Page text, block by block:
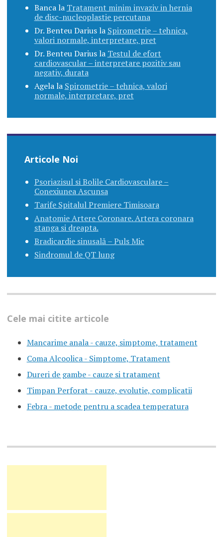
Bancala Tratament minim invaziv in hernia
de disc-nucleoplastie percutana
Dr. Benteu Dariusla Spirometrie – tehnica,
valori normale, interpretare, pret
Dr. Benteu Dariusla Testul de efort
cardiovascular – interpretare pozitiv sau
negativ, durata
Agelala Spirometrie – tehnica, valori
normale, interpretare, pret
Articole Noi
Psoriazisul si Bolile Cardiovasculare –
Conexiunea Ascunsa
Tarife Spitalul Premiere Timisoara
Anatomie Artere Coronare. Artera coronara
stanga si dreapta.
Bradicardie sinusală – Puls Mic
Sindromul de QT lung
Cele mai citite articole
Mancarime anala - cauze, simptome, tratament
Coma Alcoolica - Simptome, Tratament
Dureri de gambe - cauze si tratament
Timpan Perforat - cauze, evolutie, complicatii
Febra - metode pentru a scadea temperatura